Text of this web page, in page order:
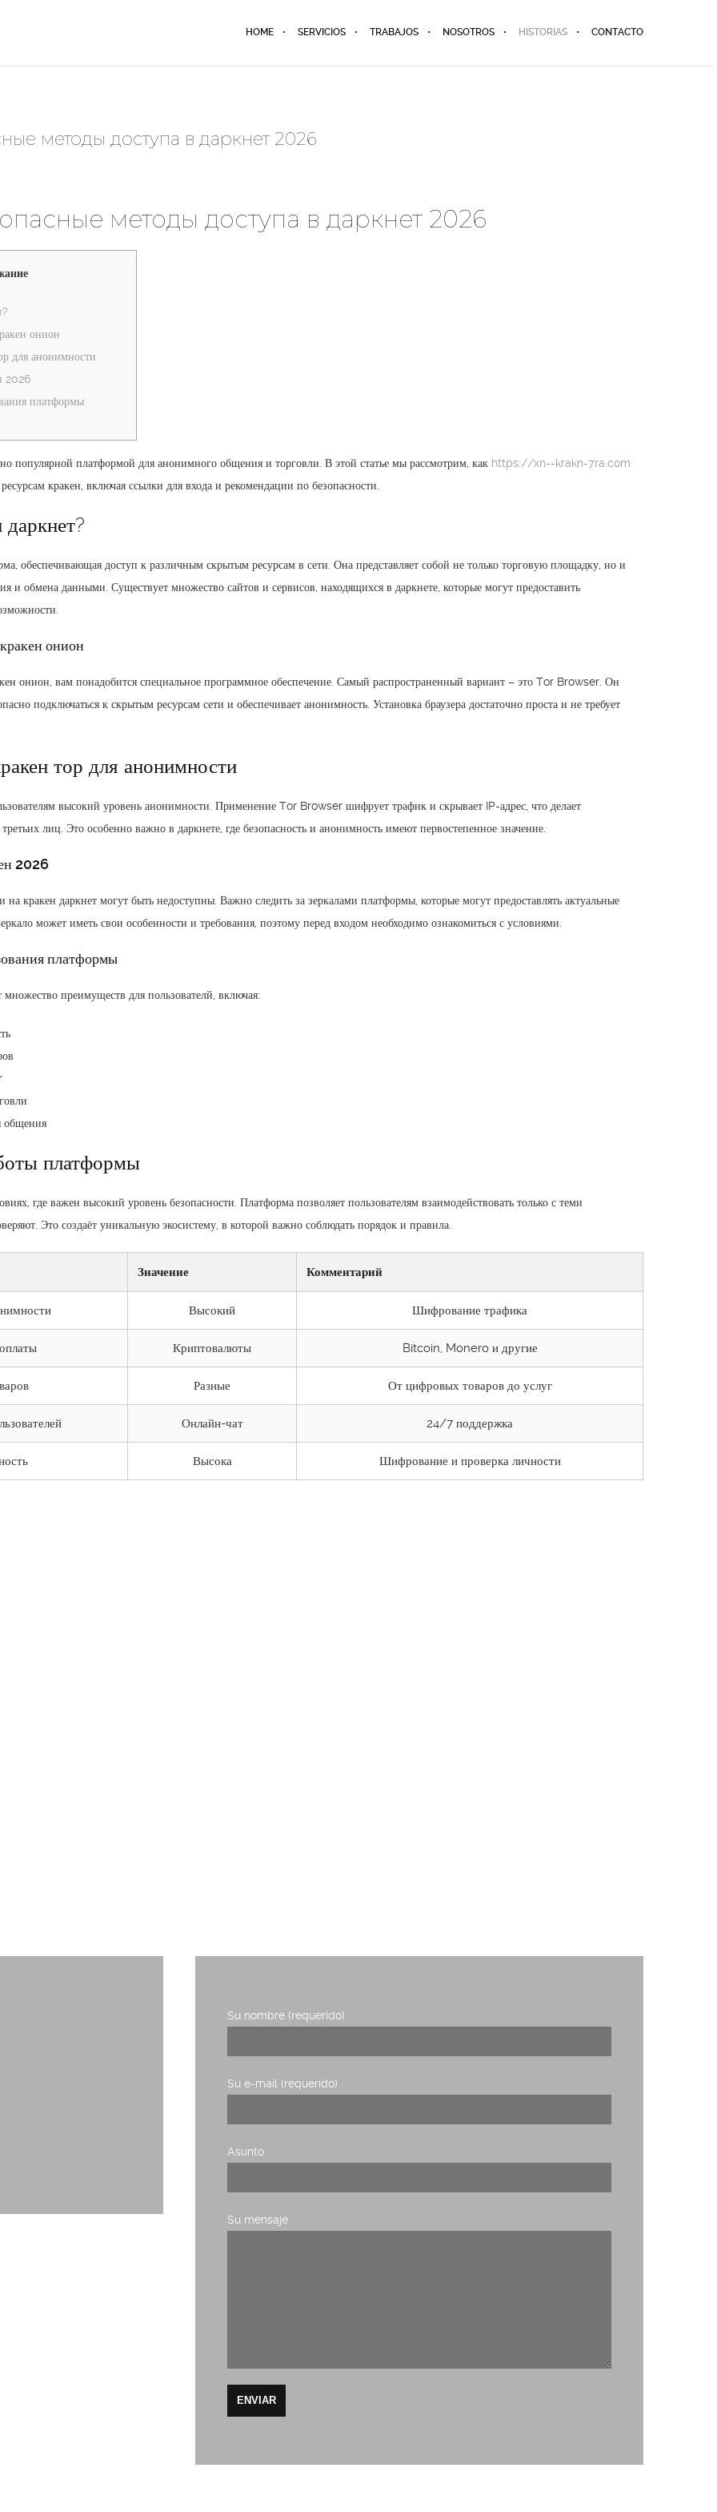
HOME SERVICIOS TRABAJOS NOSOTROS HISTORIAS CONTACTO
методы доступа в даркнет 2026
методы доступа в даркнет 2026
онион
для анонимности
2026
платформы
популярной платформой для анонимного общения и торговли. В этой статье мы рассмотрим, как https://xn--krakn-7ra.com
кракен, включая ссылки для входа и рекомендации по безопасности.
даркнет?
обеспечивающая доступ к различным скрытым ресурсам в сети. Она представляет собой не только торговую площадку, но и
и обмена данными. Существует множество сайтов и сервисов, находящихся в даркнете, которые могут предоставить
онион
онион, вам понадобится специальное программное обеспечение. Самый распространенный вариант – это Tor Browser. Он
подключаться к скрытым ресурсам сети и обеспечивает анонимность. Установка браузера достаточно проста и не требует
тор для анонимности
высокий уровень анонимности. Применение Tor Browser шифрует трафик и скрывает IP-адрес, что делает
лиц. Это особенно важно в даркнете, где безопасность и анонимность имеют первостепенное значение.
2026
кракен даркнет могут быть недоступны. Важно следить за зеркалами платформы, которые могут предоставлять актуальные
может иметь свои особенности и требования, поэтому перед входом необходимо ознакомиться с условиями.
платформы
множество преимуществ для пользователй, включая:
общения
платформы
где важен высокий уровень безопасности. Платформа позволяет пользователям взаимодействовать только с теми
Это создаёт уникальную экосистему, в которой важно соблюдать порядок и правила.
Значение Комментарий
Высокий Шифрование трафика
Криптовалюты Bitcoin, Monero и другие
Разные От цифровых товаров до услуг
Онлайн-чат 24/7 поддержка
Высока Шифрование и проверка личности
planta 3,
Su nombre (requerido)
Su e-mail (requerido)
Asunto
Su mensaje